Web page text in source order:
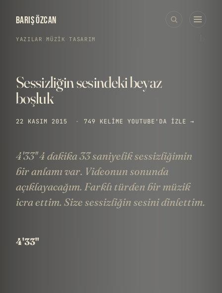
BARIŞ ÖZCAN
YAZILAR MÜZIK ·TASARIM
Sessizliğin sesindeki beyaz
boşluk
22 KASIM 2015 · 749 KELIME YOUTUBE'DA IZLE →
4'33'' 4 dakika 33 saniyelik sessizliğimin
bir anlamı var. Videonun sonunda
açıklayacağım. Farklı türden bir müzik
icra ettim. Size sessizliğin sesini dinlettim.
4'33''